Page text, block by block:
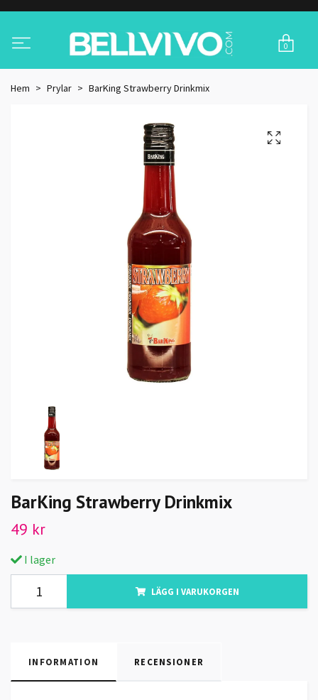
0
Hem Prylar BarKing Strawberry Drinkmix
BarKing Strawberry Drinkmix
49 kr
I lager
LÄGG I VARUKORGEN
INFORMATION RECENSIONER